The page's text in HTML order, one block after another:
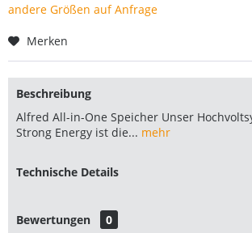
andere Größen auf Anfrage
Merken
Beschreibung
Alfred All-in-One Speicher Unser
Strong Energy ist die... mehr
Technische Details
Bewertungen 0